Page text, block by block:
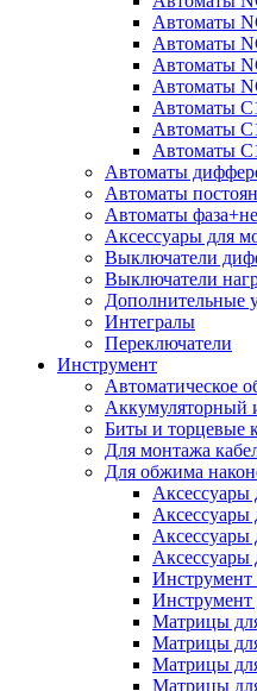
Автоматы
Автоматы
Автоматы
Автоматы
Автоматы
Автоматы
Автоматы
Автоматы
Автоматы
Автоматы
Аксессуары для
Выключатели
Выключатели
Дополнительные
Интегралы
Переключатели
Инструмент
Автоматическое
Аккумуляторный
Биты и торцевые
Для монтажа
Для обжима
Аксессуары
Аксессуары
Аксессуары
Аксессуары
Инструмент
Инструмент
Матрицы
Матрицы
Матрицы
Матрицы